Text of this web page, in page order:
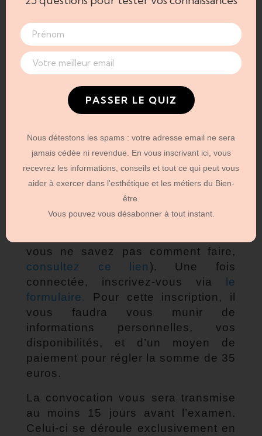
lundi au mercredi (avec 4 sessions/jour). Il
vous est possible de passer l’examen en
présentiel également.
Service public régional de Bruxelles
(Iris Tower – 19è étage)
Bruxelles
N’hésitez pas à consulter le
règlement de l’examen.
Pour la Wallonie,l’inscription se fait
également en ligne via votre compte
vous ne savez pas comment faire,
consultez ce lien ). Une fois
connectée, inscrivez-vous via le
formulaire.
Pour cette inscription, il
vous faudra vous munir de
informations personnelles, vos
disponibilités, et d’un moyen de
paiement pour régler la somme de 35
euros.
La convocation vous sera transmise
au moins 15 jours avant l’examen.
Celui-ci se déroule exclusivement en
PASSER LE QUIZ
Nous détestons les spams : votre adresse email ne sera
jamais cédée ni revendue. En vous inscrivant ici, vous
recevrez les informations, conseils et tout ce qui peut vous
aider à exercer dans l'esthétique et les métiers du Bien-
être.
Vous pouvez vous désabonner à tout instant.